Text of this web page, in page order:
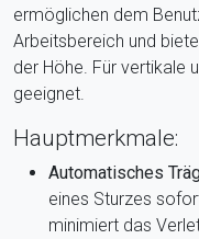
ermöglichen dem
Arbeitsbereich und
der Höhe. Für vertikale
geeignet.
Hauptmerkmale:
Automatisches
eines Sturzes
minimiert das